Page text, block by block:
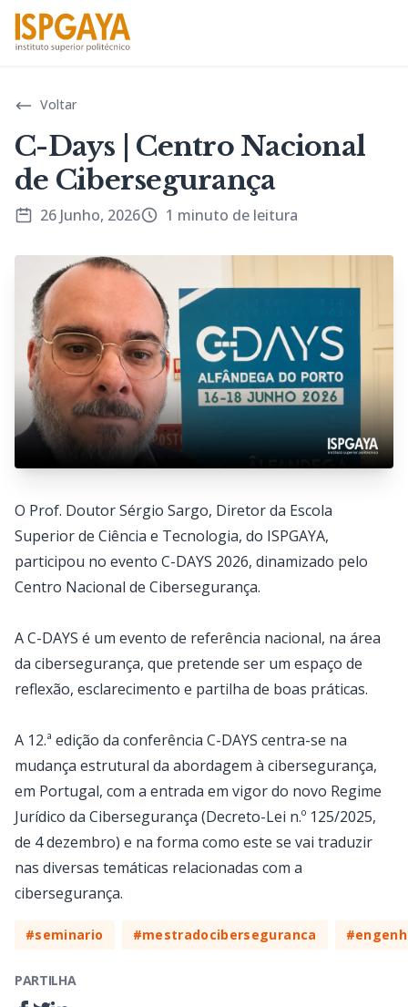
Voltar
C-Days | Centro Nacional
de Cibersegurança
26 Junho, 2026 1 minuto de leitura
O Prof. Doutor Sérgio Sargo, Diretor da Escola
Superior de Ciência e Tecnologia, do ISPGAYA,
participou no evento C-DAYS 2026, dinamizado pelo
Centro Nacional de Cibersegurança.
A C-DAYS é um evento de referência nacional, na área
da cibersegurança, que pretende ser um espaço de
reflexão, esclarecimento e partilha de boas práticas.
A 12.ª edição da conferência C-DAYS centra-se na
mudança estrutural da abordagem à cibersegurança,
em Portugal, com a entrada em vigor do novo Regime
Jurídico da Cibersegurança (Decreto-Lei n.º 125/2025,
de 4 dezembro) e na forma como este se vai traduzir
nas diversas temáticas relacionadas com a
cibersegurança.
#seminario #mestradociberseguranca
PARTILHA